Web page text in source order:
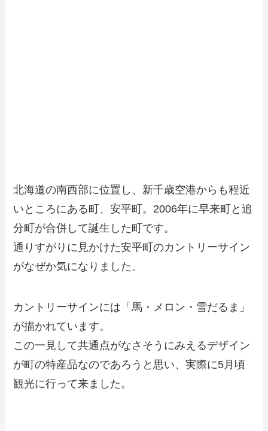
北海道の南西部に位置し、新千歳空港からも程近
いところにある町、安平町。2006年に早来町と追
分町が合併して誕生した町です。
通りすがりに見かけた安平町のカントリーサイン
がなぜか気になりました。
カントリーサインには「馬・メロン・雪だるま」
が描かれています。
この一見して共通点がなさそうにみえるデザイン
が町の特産品なのであろうと思い、実際に5月頃
観光に行って来ました。